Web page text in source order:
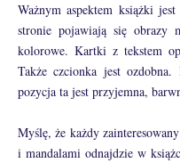
Ważnym aspektem książki
stronie pojawiają się obrazy
kolorowe. Kartki z tekstem
Także czcionka jest
pozycja ta jest przyjemna,
Myślę, że każdy
i mandalami odnajdzie w